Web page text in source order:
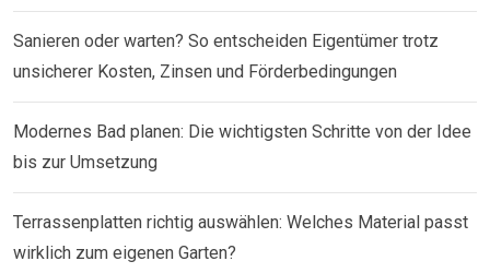
Sanieren oder warten? So entscheiden Eigentümer trotz
unsicherer Kosten, Zinsen und Förderbedingungen
Modernes Bad planen: Die wichtigsten Schritte von der Idee
bis zur Umsetzung
Terrassenplatten richtig auswählen: Welches Material passt
wirklich zum eigenen Garten?